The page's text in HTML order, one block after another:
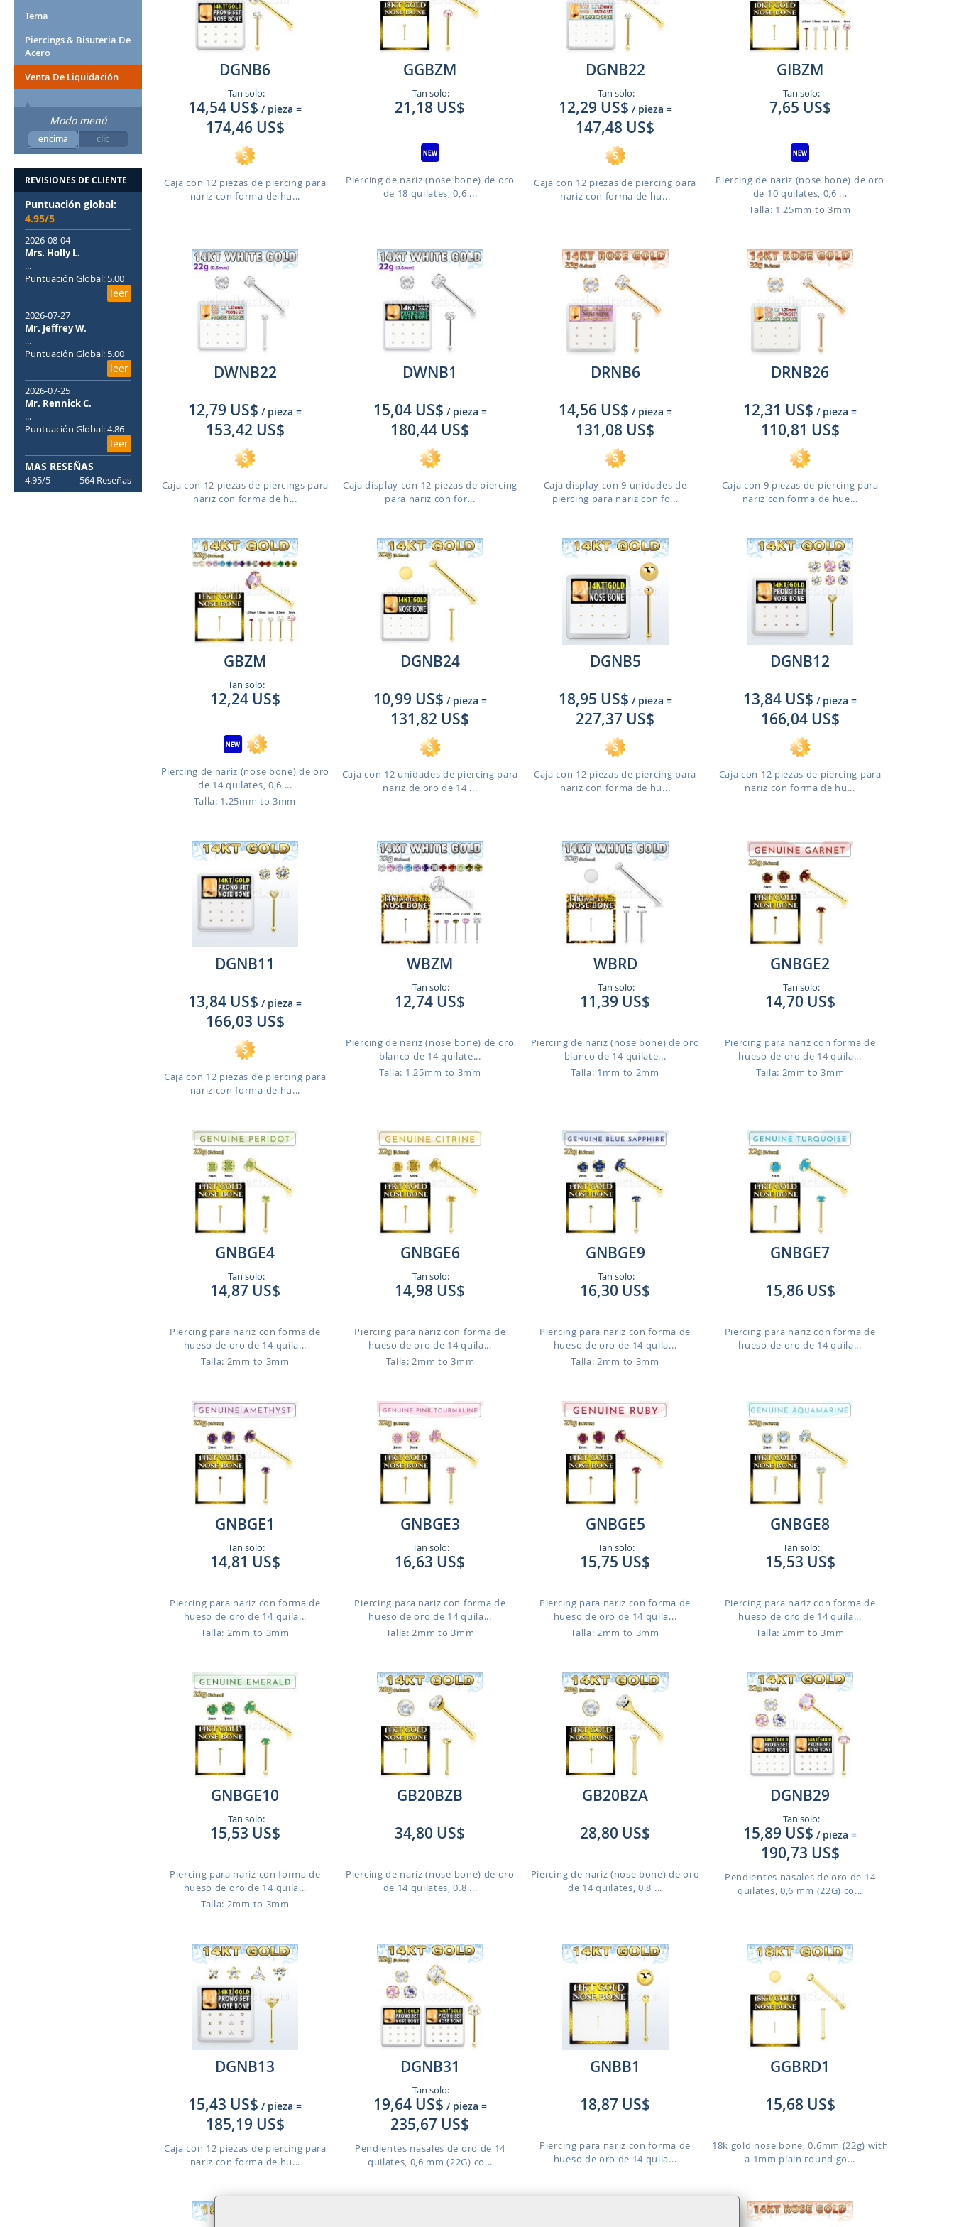
DGNB6
Tan solo:
14,54 US$ / pieza =
174,46 US$
Caja con 12 piezas de piercing para
nariz con forma de hu...
GGBZM
Tan solo:
21,18 US$
Piercing de nariz (nose bone) de oro
de 18 quilates, 0,6 ...
DGNB22
Tan solo:
12,29 US$ / pieza =
147,48 US$
Caja con 12 piezas de piercing para
nariz con forma de hu...
GIBZM
Tan solo:
7,65 US$
Piercing de nariz (nose bone) de oro
de 10 quilates, 0,6 ...
Talla: 1.25mm to 3mm
DWNB22
12,79 US$ / pieza =
153,42 US$
Caja con 12 piezas de piercings para
nariz con forma de h...
DWNB1
15,04 US$ / pieza =
180,44 US$
Caja display con 12 piezas de piercing
para nariz con for...
DRNB6
14,56 US$ / pieza =
131,08 US$
Caja display con 9 unidades de
piercing para nariz con fo...
DRNB26
12,31 US$ / pieza =
110,81 US$
Caja con 9 piezas de piercing para
nariz con forma de hue...
GBZM
Tan solo:
12,24 US$
Piercing de nariz (nose bone) de oro
de 14 quilates, 0,6 ...
Talla: 1.25mm to 3mm
DGNB24
10,99 US$ / pieza =
131,82 US$
Caja con 12 unidades de piercing para
nariz de oro de 14 ...
DGNB5
18,95 US$ / pieza =
227,37 US$
Caja con 12 piezas de piercing para
nariz con forma de hu...
DGNB12
13,84 US$ / pieza =
166,04 US$
Caja con 12 piezas de piercing para
nariz con forma de hu...
DGNB11
13,84 US$ / pieza =
166,03 US$
Caja con 12 piezas de piercing para
nariz con forma de hu...
WBZM
Tan solo:
12,74 US$
Piercing de nariz (nose bone) de oro
blanco de 14 quilate...
Talla: 1.25mm to 3mm
WBRD
Tan solo:
11,39 US$
Piercing de nariz (nose bone) de oro
blanco de 14 quilate...
Talla: 1mm to 2mm
GNBGE2
Tan solo:
14,70 US$
Piercing para nariz con forma de
hueso de oro de 14 quila...
Talla: 2mm to 3mm
GNBGE4
Tan solo:
14,87 US$
Piercing para nariz con forma de
hueso de oro de 14 quila...
Talla: 2mm to 3mm
GNBGE6
Tan solo:
14,98 US$
Piercing para nariz con forma de
hueso de oro de 14 quila...
Talla: 2mm to 3mm
GNBGE9
Tan solo:
16,30 US$
Piercing para nariz con forma de
hueso de oro de 14 quila...
Talla: 2mm to 3mm
GNBGE7
15,86 US$
Piercing para nariz con forma de
hueso de oro de 14 quila...
GNBGE1
Tan solo:
14,81 US$
Piercing para nariz con forma de
hueso de oro de 14 quila...
Talla: 2mm to 3mm
GNBGE3
Tan solo:
16,63 US$
Piercing para nariz con forma de
hueso de oro de 14 quila...
Talla: 2mm to 3mm
GNBGE5
Tan solo:
15,75 US$
Piercing para nariz con forma de
hueso de oro de 14 quila...
Talla: 2mm to 3mm
GNBGE8
Tan solo:
15,53 US$
Piercing para nariz con forma de
hueso de oro de 14 quila...
Talla: 2mm to 3mm
GNBGE10
Tan solo:
15,53 US$
Piercing para nariz con forma de
hueso de oro de 14 quila...
Talla: 2mm to 3mm
GB20BZB
34,80 US$
Piercing de nariz (nose bone) de oro
de 14 quilates, 0.8 ...
GB20BZA
28,80 US$
Piercing de nariz (nose bone) de oro
de 14 quilates, 0.8 ...
DGNB29
Tan solo:
15,89 US$ / pieza =
190,73 US$
Pendientes nasales de oro de 14
quilates, 0,6 mm (22G) co...
DGNB13
15,43 US$ / pieza =
185,19 US$
Caja con 12 piezas de piercing para
nariz con forma de hu...
DGNB31
Tan solo:
19,64 US$ / pieza =
235,67 US$
Pendientes nasales de oro de 14
quilates, 0,6 mm (22G) co...
GNBB1
18,87 US$
Piercing para nariz con forma de
hueso de oro de 14 quila...
GGBRD1
15,68 US$
18k gold nose bone, 0.6mm (22g) with
a 1mm plain round go...
Tema
Piercings & Bisuteria De
Acero
Venta De Liquidación
Modo menú
encima clic
REVISIONES DE CLIENTE
Puntuación global:
4.95/5
2026-08-04
Mrs. Holly L.
...
Puntuación Global: 5.00
leer
2026-07-27
Mr. Jeffrey W.
...
Puntuación Global: 5.00
leer
2026-07-25
Mr. Rennick C.
...
Puntuación Global: 4.86
leer
MAS RESEÑAS
4.95/5 564 Reseñas